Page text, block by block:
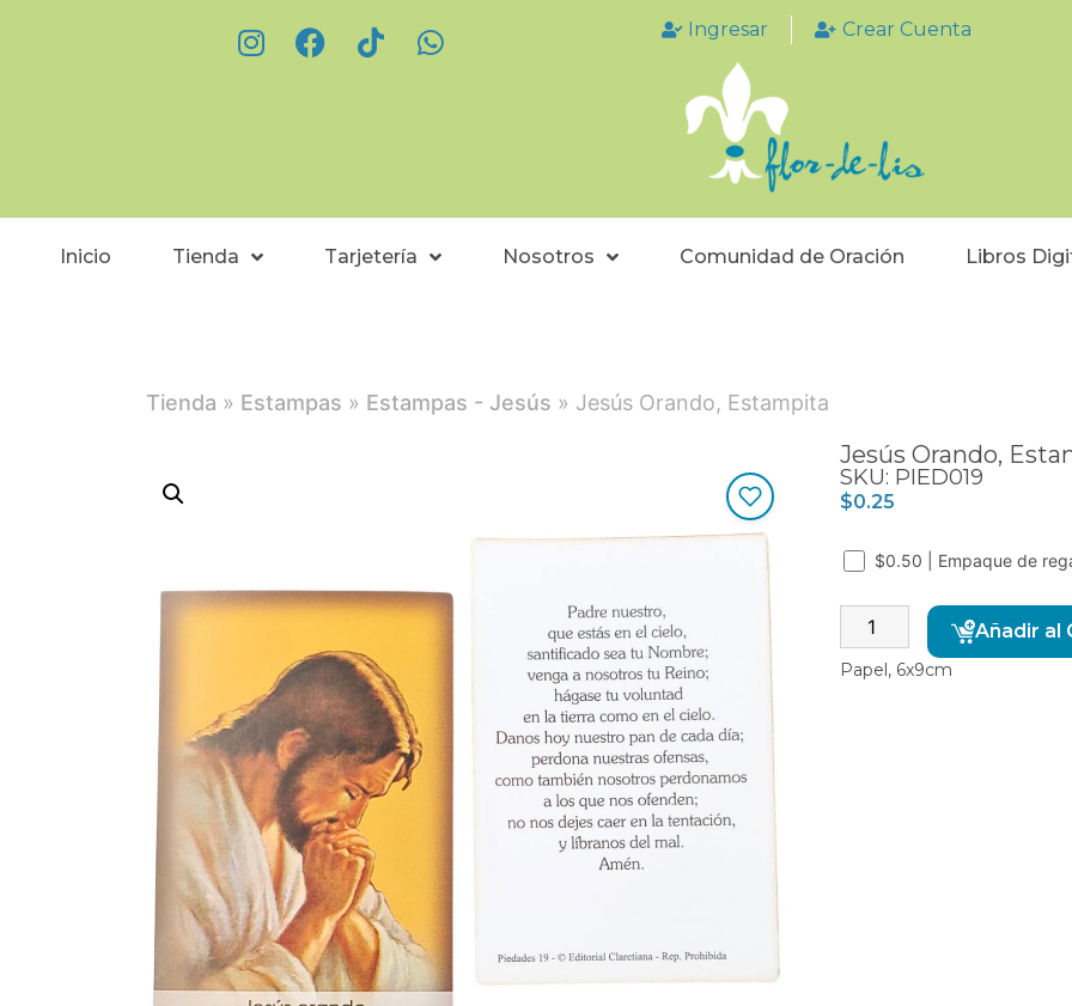
Ingresar Crear Cuenta
Inicio Tienda Tarjetería Nosotros Comunidad de Oración Libros
Tienda » Estampas » Estampas - Jesús » Jesús Orando, Estampita
Jesús Orando,
SKU: PIED019
$0.25
$0.50 | Empaque de
Añadir al
Papel, 6x9cm